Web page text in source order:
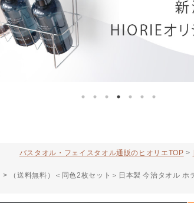
バスタオル・フェイスタオル通販のヒオリエTOP
（送料無料）＜同色2枚セット＞日本製 今治タオル